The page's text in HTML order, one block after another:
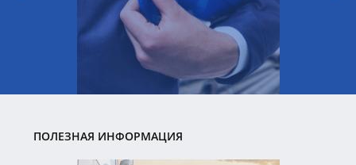
ПОЛЕЗНАЯ ИНФОРМАЦИЯ